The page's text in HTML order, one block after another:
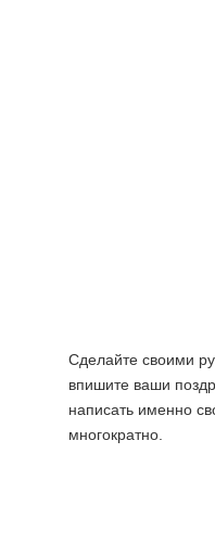
Сделайте своими
впишите ваши
написать именно
многократно.